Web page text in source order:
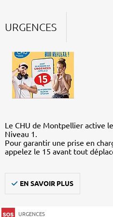
URGENCES
Le CHU de Montpellier active
Niveau 1.
Pour garantir une prise en
appelez le 15 avant tout
EN SAVOIR PLUS
URGENCES